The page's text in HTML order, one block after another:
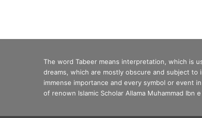
The word Tabeer means interpretation, which is
dreams, which are mostly obscure and subject
immense importance and every symbol or event
of renown Islamic Scholar Allama Muhammad